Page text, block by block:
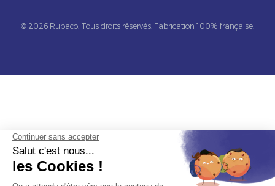
© 2026 Rubaco. Tous droits réservés. Fabrication 100% française.